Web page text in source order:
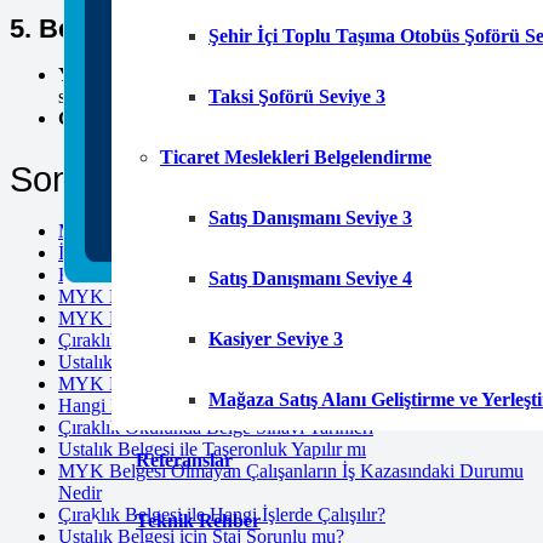
Şehir İçi Toplu Taşıma Otobüs Şoförü
Taksi Şoförü Seviye 3
Ticaret Meslekleri Belgelendirme
Satış Danışmanı Seviye 3
Satış Danışmanı Seviye 4
Kasiyer Seviye 3
Mağaza Satış Alanı Geliştirme ve
Referanslar
Teknik Rehber
5. Belge Yenileme ve Geçerlilik
Yenileme Gereklilikleri:
Belgenizin geçerliliğini korumak için
süreç hakkında bilgi alarak plan yapabilirsiniz.
Geçerlilik Süresi:
MYK Belgesi, belirli bir süre geçerlidir.
Son Yazılar
Mesleki Yeterlilik Belgesi Nedir?
İzmir MYK Belgesi Başvurusu Nasıl Yapılır?
Kocaeli MYK Belgesi Başvurusu Nasıl Yapılır?
MYK Belgesi Zorunlu Meslekler Listesi
MYK Belgesi Nasıl Alınır? Güncel Başvuru Rehberi
Çıraklık Belgesi Geçerliliği Kaç Yıldır
Ustalık Belgesi Almadan Dükkan Açılabilir mi
MYK Belgesi Almayan İşletmelere Yaptırım
Hangi Kurumlar Belge Denetimi Yapar
Çıraklık Okulunda Belge Sınavı Tarihleri
Ustalık Belgesi ile Taşeronluk Yapılır mı
MYK Belgesi Olmayan Çalışanların İş Kazasındaki Durumu
Nedir
Çıraklık Belgesi ile Hangi İşlerde Çalışılır?
Ustalık Belgesi için Staj Sorunlu mu?